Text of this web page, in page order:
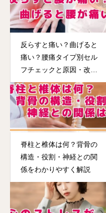
反らすと痛い？曲げると
痛い？腰痛タイプ別セル
フチェックと原因・改善
法
脊柱と椎体は何？背骨の
構造・役割・神経との関
係をわかりやすく解説